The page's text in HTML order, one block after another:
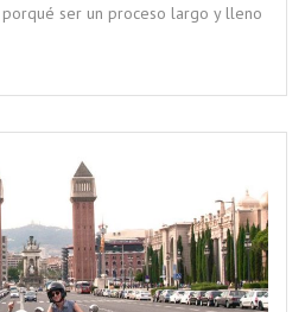
ser un proceso largo y lleno